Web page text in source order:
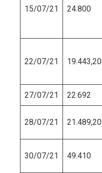
15/07/21 24.800
22/07/21 19.443,20
27/07/21 22.692
28/07/21 21.489,20
30/07/21 49.410